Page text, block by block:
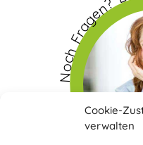
Cookie-
verwalten
Noch